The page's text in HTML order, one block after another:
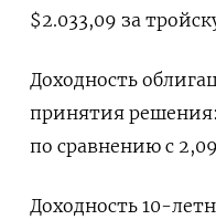
$2.033,09 за
Доходность
принятия решения:
по сравнению с
Доходность 10-